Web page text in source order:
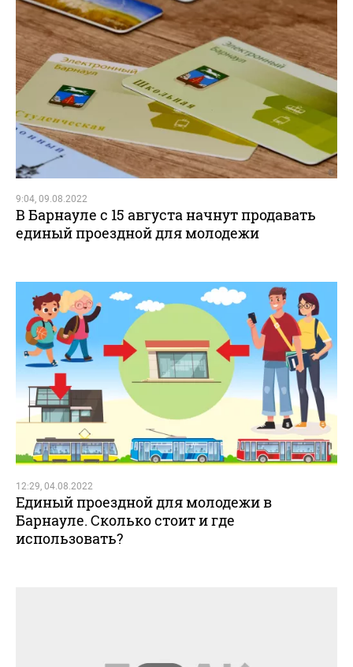
9:04, 09.08.2022
В Барнауле с 15 августа начнут продавать
единый проездной для молодежи
12:29, 04.08.2022
Единый проездной для молодежи в
Барнауле. Сколько стоит и где
использовать?